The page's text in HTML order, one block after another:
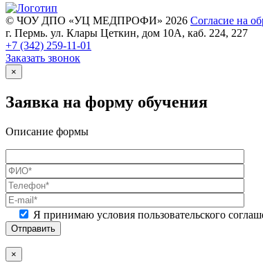
© ЧОУ ДПО «УЦ МЕДПРОФИ» 2026 Согласие на
г. Пермь. ул. Клары Цеткин, дом 10А, каб. 224, 227
+7 (342) 259-11-01
Заказать звонок
×
Заявка на форму обучения
Описание формы
Я принимаю условия пользовательского
×